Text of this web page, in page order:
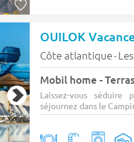
OUILOK
Côte atlantique-
Mobil home -
Laissez-vous
séjournez dans le